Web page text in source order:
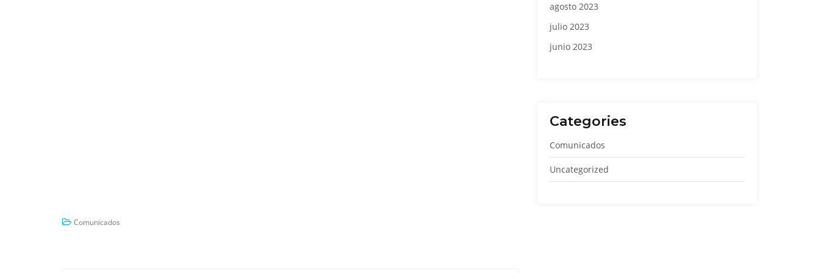
Comunicados
agosto 2023
julio 2023
junio 2023
Categories
Comunicados
Uncategorized